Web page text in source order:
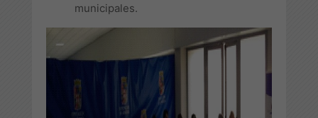
municipales.